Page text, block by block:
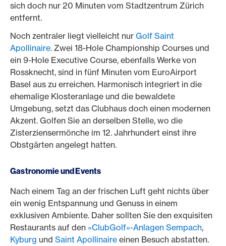
sich doch nur 20 Minuten vom Stadtzentrum Zürich
entfernt.
Noch zentraler liegt vielleicht nur Golf Saint
Apollinaire. Zwei 18-Hole Championship Courses und
ein 9-Hole Executive Course, ebenfalls Werke von
Rossknecht, sind in fünf Minuten vom EuroAirport
Basel aus zu erreichen. Harmonisch integriert in die
ehemalige Klosteranlage und die bewaldete
Umgebung, setzt das Clubhaus doch einen modernen
Akzent. Golfen Sie an derselben Stelle, wo die
Zisterziensermönche im 12. Jahrhundert einst ihre
Obstgärten angelegt hatten.
Gastronomie und Events
Nach einem Tag an der frischen Luft geht nichts über
ein wenig Entspannung und Genuss in einem
exklusiven Ambiente. Daher sollten Sie den exquisiten
Restaurants auf den «ClubGolf»-Anlagen Sempach,
Kyburg und Saint Apollinaire einen Besuch abstatten.